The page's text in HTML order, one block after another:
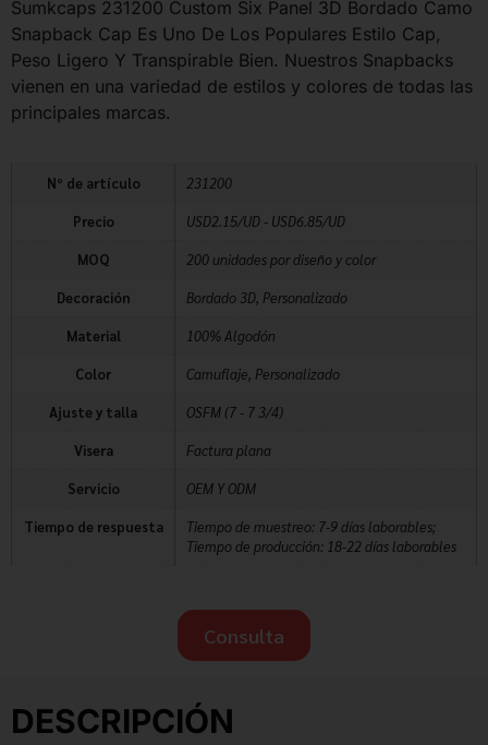
Sumkcaps 231200 Custom Six Panel 3D Bordado Camo
Snapback Cap Es Uno De Los Populares Estilo Cap,
Peso Ligero Y Transpirable Bien. Nuestros Snapbacks
vienen en una variedad de estilos y colores de todas las
principales marcas.
Nº de artículo 231200
Precio USD2.15/UD - USD6.85/UD
MOQ 200 unidades por diseño y color
Decoración Bordado 3D, Personalizado
Material 100% Algodón
Color Camuflaje, Personalizado
Ajuste y talla OSFM (7 - 7 3/4)
Visera Factura plana
Servicio OEM Y ODM
Tiempo de respuesta
Tiempo de muestreo: 7-9 días laborables;
Tiempo de producción: 18-22 días laborables
Consulta
DESCRIPCIÓN